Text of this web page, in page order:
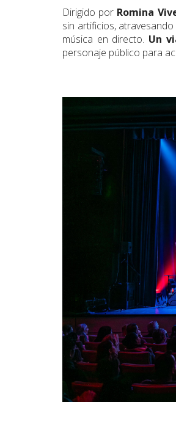
Dirigido por Romina
sin artificios,
música en directo. Un
personaje público para